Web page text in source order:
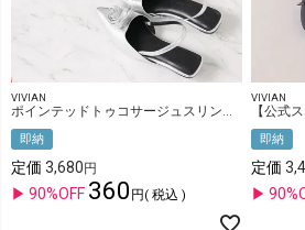
VIVIAN
ポインテッドトゥコサージュスリングバックパンプス
即納
定価 3,680
90%OFF 360 税込
VIVIAN
即納
定価